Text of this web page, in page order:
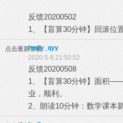
反馈20200502
1、【盲算30分钟】回滚位
点击重新加载hmily_qyy
2020-5-8 21:50:52
反馈20200508
1、【盲算30分钟】面积
业，顺利。
2、朗读10分钟：数学课本